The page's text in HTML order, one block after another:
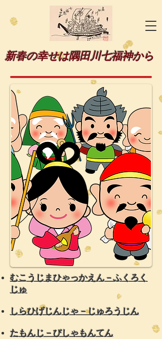
新春の幸せは隅田川七福神から
​むこうじまひゃっかえん－ふくろく
じゅ
しらひげじんじゃ－じゅろうじん
たもんじ－びしゃもんてん